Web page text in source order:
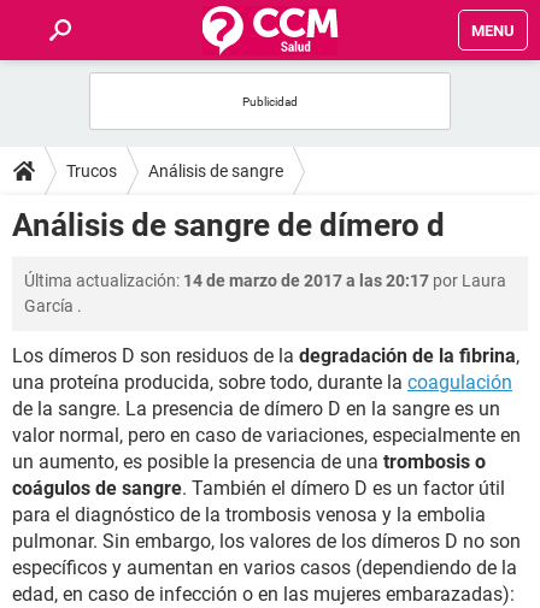
MENU
FOROS
SALUD
FAMILIA
BIENESTAR
SEXUALIDAD
GLOSARIO
Trucos Análisis de sangre
Análisis de sangre de dímero d
Última actualización: 14 de marzo de 2017 a las 20:17 por Laura
García .
Los dímeros D son residuos de la degradación de la fibrina,
una proteína producida, sobre todo, durante la coagulación
de la sangre. La presencia de dímero D en la sangre es un
valor normal, pero en caso de variaciones, especialmente en
un aumento, es posible la presencia de una trombosis o
coágulos de sangre. También el dímero D es un factor útil
para el diagnóstico de la trombosis venosa y la embolia
pulmonar. Sin embargo, los valores de los dímeros D no son
específicos y aumentan en varios casos (dependiendo de la
edad, en caso de infección o en las mujeres embarazadas):